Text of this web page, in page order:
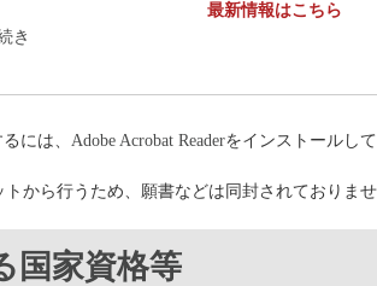
き
最新情報はこちら
には、 Adobe Acrobat Readerをインストールして
トから行うため、願書などは同封されておりませ
国家資格等